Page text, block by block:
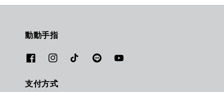
動動手指
支付方式